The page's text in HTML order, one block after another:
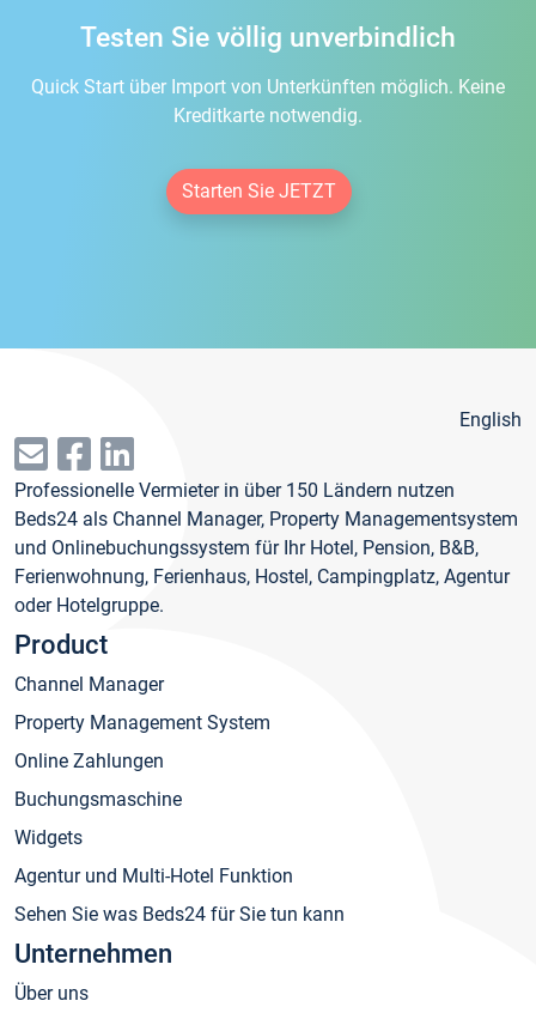
Testen Sie völlig unverbindlich
Quick Start über Import von Unterkünften möglich. Keine
Kreditkarte notwendig.
Starten Sie JETZT
English
Professionelle Vermieter in über 150 Ländern nutzen
Beds24 als Channel Manager, Property Managementsystem
und Onlinebuchungssystem für Ihr Hotel, Pension, B&B,
Ferienwohnung, Ferienhaus, Hostel, Campingplatz, Agentur
oder Hotelgruppe.
Product
Channel Manager
Property Management System
Online Zahlungen
Buchungsmaschine
Widgets
Agentur und Multi-Hotel Funktion
Sehen Sie was Beds24 für Sie tun kann
Unternehmen
Über uns